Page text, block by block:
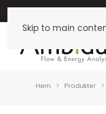
Skip to main
Energimätare,
Hem Produkter